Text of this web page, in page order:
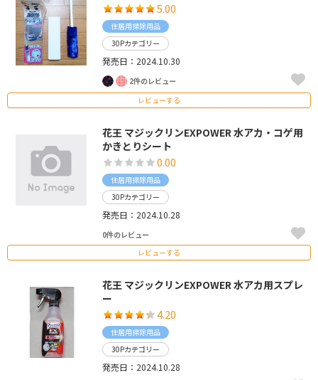
5.00
住居用掃除用品
30Pカテゴリー
発売日：2024.10.30
2件のレビュー
レビューする
花王 マジックリンEXPOWER 水アカ・コゲ用
かきとりシート
0.00
住居用掃除用品
30Pカテゴリー
発売日：2024.10.28
0件のレビュー
レビューする
花王 マジックリンEXPOWER 水アカ用スプレ
ー
4.20
住居用掃除用品
30Pカテゴリー
発売日：2024.10.28